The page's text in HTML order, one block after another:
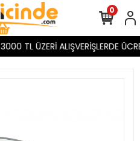
3000 TL ÜZERİ ALIŞVERİŞLERDE
0